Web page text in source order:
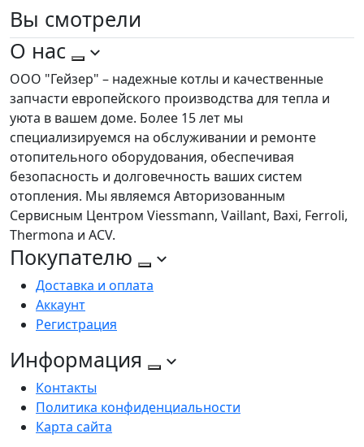
Вы смотрели
О нас
ООО "Гейзер" – надежные котлы и качественные
запчасти европейского производства для тепла и
уюта в вашем доме. Более 15 лет мы
специализируемся на обслуживании и ремонте
отопительного оборудования, обеспечивая
безопасность и долговечность ваших систем
отопления. Мы являемся Авторизованным
Сервисным Центром Viessmann, Vaillant, Baxi, Ferroli,
Thermona и ACV.
Покупателю
Доставка и оплата
Аккаунт
Регистрация
Информация
Контакты
Политика конфиденциальности
Карта сайта